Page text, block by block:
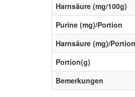
Harnsäure (mg/100g)
Purine (mg)/Portion
Harnsäure (mg)/Portion
Portion(g)
Bemerkungen